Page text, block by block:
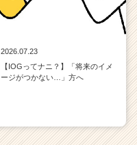
2026.07.23
【IOGってナニ？】「将来のイメ
ージがつかない…」方へ